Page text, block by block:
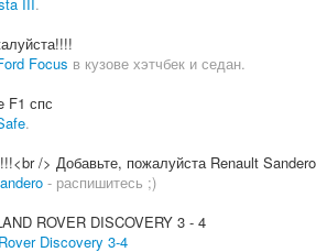
Focus в кузове хэтчбек и седан.
F1 спс
.
/> Добавьте, пожалуйста Renault Sandero
- распишитесь ;)
ROVER DISCOVERY 3 - 4
Discovery 3-4